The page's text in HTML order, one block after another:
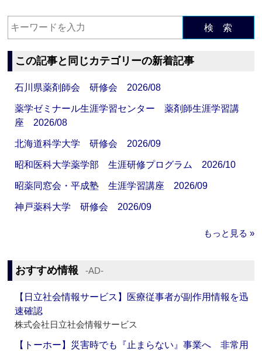
検 索
この記事と同じカテゴリーの新着記事
石川県薬剤師会 研修会 2026/08
薬学ゼミナール生涯学習センター 薬剤師生涯学習講
座 2026/08
北海道科学大学 研修会 2026/09
昭和医科大学薬学部 生涯研修プログラム 2026/10
昭薬同窓会・平成塾 生涯学習講座 2026/09
神戸薬科大学 研修会 2026/09
もっと見る »
おすすめ情報 ‐AD‐
【日立社会情報サービス】医療従事者が副作用情報を迅
速確認
株式会社日立社会情報サービス
【トーホー】災害時でも『止まらない』事業へ 非常用